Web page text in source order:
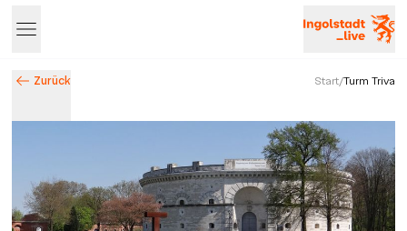
Zurück Start/Turm Triva
Entdecke Ingolstadt – Events, Highlights & Stadtleben